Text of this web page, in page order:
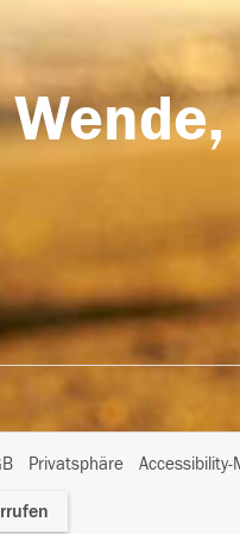
Privatsphäre
I